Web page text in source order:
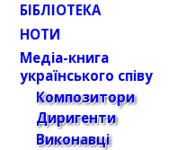
БІБЛІОТЕКА
НОТИ
Медіа-книга
українського співу
Композитори
Диригенти
Виконавці